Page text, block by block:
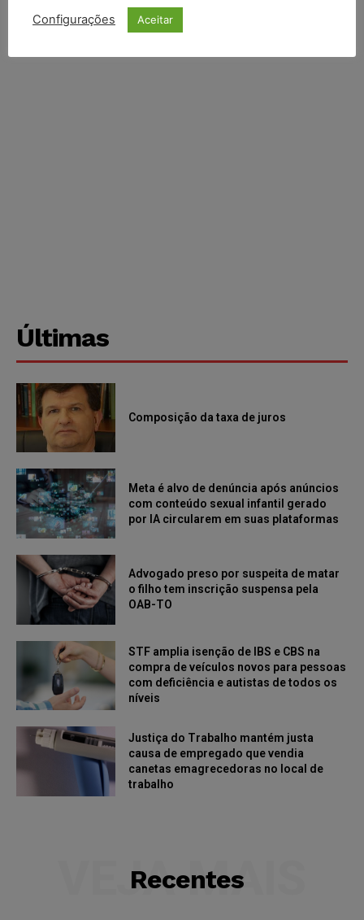
Últimas
Composição da taxa de juros
Meta é alvo de denúncia após anúncios
com conteúdo sexual infantil gerado
por IA circularem em suas plataformas
Advogado preso por suspeita de matar
o filho tem inscrição suspensa pela
OAB-TO
STF amplia isenção de IBS e CBS na
compra de veículos novos para pessoas
com deficiência e autistas de todos os
níveis
Justiça do Trabalho mantém justa
causa de empregado que vendia
canetas emagrecedoras no local de
trabalho
Recentes
VEJA MAIS
Configurações Aceitar